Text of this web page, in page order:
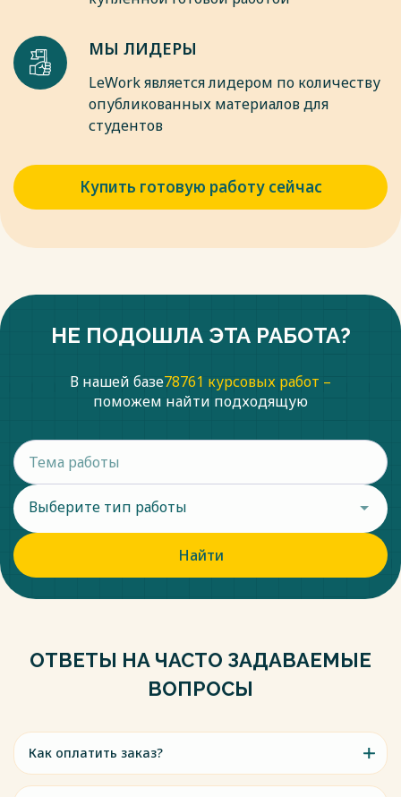
МЫ ЛИДЕРЫ
LeWork является лидером по количеству
опубликованных материалов для
студентов
Купить готовую работу сейчас
НЕ ПОДОШЛА ЭТА РАБОТА?
В нашей базе78761 курсовых работ –
поможем найти подходящую
Выберите тип работы
Найти
ОТВЕТЫ НА ЧАСТО ЗАДАВАЕМЫЕ
ВОПРОСЫ
Как оплатить заказ?